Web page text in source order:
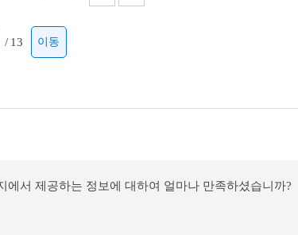
/ 13 이동
서 제공하는 정보에 대하여 얼마나 만족하셨습니까?